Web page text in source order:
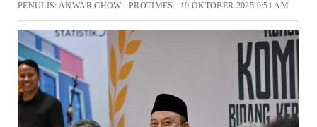
PENULIS: ANWAR CHOW PROTIMES 19 OKTOBER 2025 9:51 AM